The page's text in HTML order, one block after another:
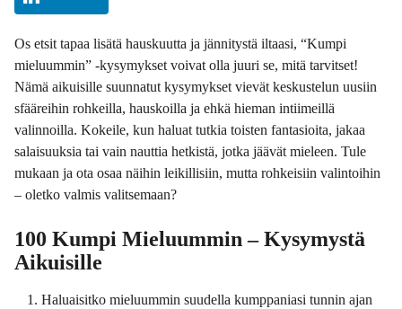
Os etsit tapaa lisätä hauskuutta ja jännitystä iltaasi, “Kumpi
mieluummin” -kysymykset voivat olla juuri se, mitä tarvitset!
Nämä aikuisille suunnatut kysymykset vievät keskustelun uusiin
sfääreihin rohkeilla, hauskoilla ja ehkä hieman intiimeillä
valinnoilla. Kokeile, kun haluat tutkia toisten fantasioita, jakaa
salaisuuksia tai vain nauttia hetkistä, jotka jäävät mieleen. Tule
mukaan ja ota osaa näihin leikillisiin, mutta rohkeisiin valintoihin
– oletko valmis valitsemaan?
100 Kumpi Mieluummin – Kysymystä
Aikuisille
Haluaisitko mieluummin suudella kumppaniasi tunnin ajan